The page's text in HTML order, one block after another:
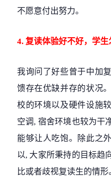
不愿意付出努力。
4. 复读体验好不好，学生
我询问了好些曾于中加
馈存在优缺并存的状况
校的环境以及硬件设施
空调, 宿舍环境也较为干
能够让人吃饱。除此之
以, 大家所秉持的目标趋
比或者歧视复读生的情形